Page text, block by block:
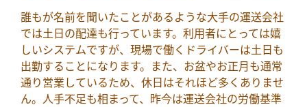
誰もが名前を聞いたことがあるような大手の運送会社
では土日の配達も行っています。利用者にとっては嬉
しいシステムですが、現場で働くドライバーは土日も
出勤することになります。また、お盆やお正月も通常
通り営業しているため、休日はそれほど多くありませ
ん。人手不足も相まって、昨今は運送会社の労働基準